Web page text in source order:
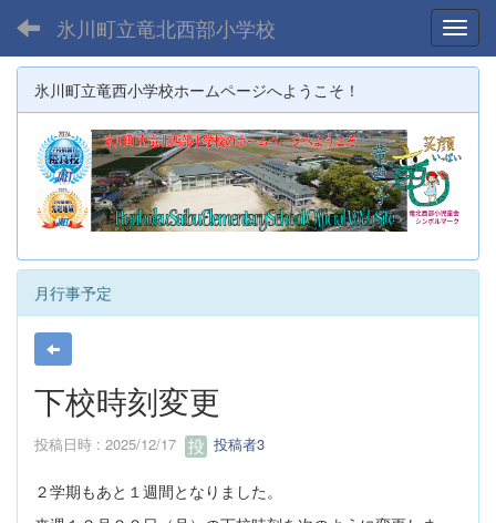
氷川町立竜北西部小学校
氷川町立竜西小学校ホームページへようこそ！
月行事予定
下校時刻変更
投稿日時 : 2025/12/17 投稿者3
２学期もあと１週間となりました。